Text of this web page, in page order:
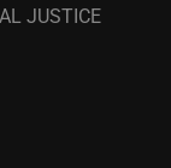
JUSTICE